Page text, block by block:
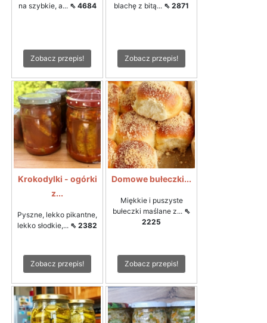
na szybkie, a... ⇖ 4684
Zobacz przepis!
blachę z bitą... ⇖ 2871
Zobacz przepis!
Krokodylki - ogórki
z...
Pyszne, lekko pikantne,
lekko słodkie,... ⇖ 2382
Zobacz przepis!
Domowe bułeczki...
Miękkie i puszyste
bułeczki maślane z... ⇖
2225
Zobacz przepis!